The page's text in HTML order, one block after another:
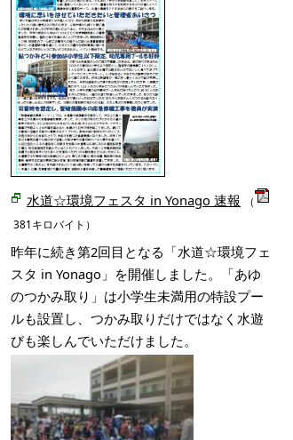
水道☆環境フェスタ in Yonago 速報
（
381キロバイト）
昨年に続き第2回目となる「水道☆環境フェ
スタ in Yonago」を開催しました。「あゆ
のつかみ取り」は小学生未満用の特設プー
ルも設置し、つかみ取りだけではなく水遊
びも楽しんでいただけました。